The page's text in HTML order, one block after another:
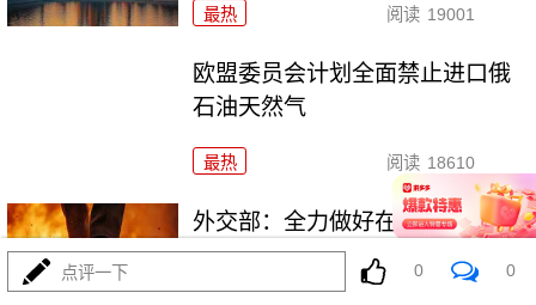
最热 阅读 19001
欧盟委员会计划全面禁止进口俄
石油天然气
最热 阅读 18610
外交部：全力做好在伊、以中国
公民安全保护工作
点评一下 0 0